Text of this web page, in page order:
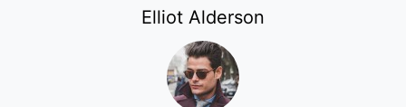
Elliot Alderson